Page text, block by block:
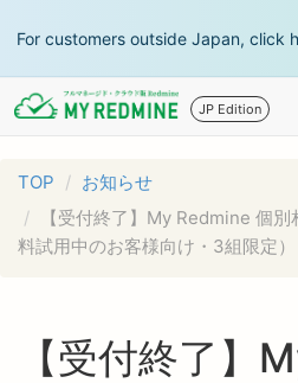
For customers outside Japan, click
JP Edition
TOP
お知らせ
【受付終了】My Redmine 個
料試用中のお客様向け・3組限定）
【受付終了】